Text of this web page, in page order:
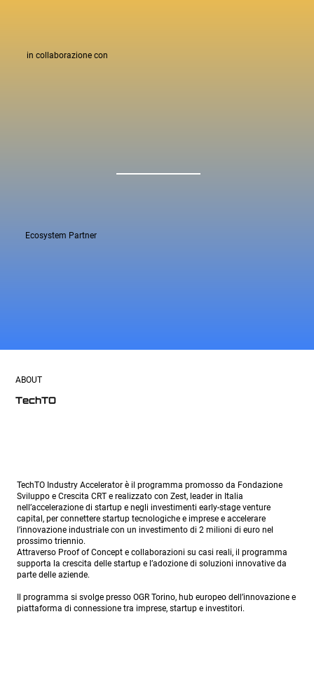
in collaborazione con
Ecosystem Partner
ABOUT
TechTO
TechTO Industry Accelerator è il programma promosso da Fondazione
Sviluppo e Crescita CRT e realizzato con Zest, leader in Italia
nell’accelerazione di startup e negli investimenti early-stage venture
capital, per connettere startup tecnologiche e imprese e accelerare
l’innovazione industriale con un investimento di 2 milioni di euro nel
prossimo triennio.
Attraverso Proof of Concept e collaborazioni su casi reali, il programma
supporta la crescita delle startup e l’adozione di soluzioni innovative da
parte delle aziende.
Il programma si svolge presso OGR Torino, hub europeo dell’innovazione e
piattaforma di connessione tra imprese, startup e investitori.